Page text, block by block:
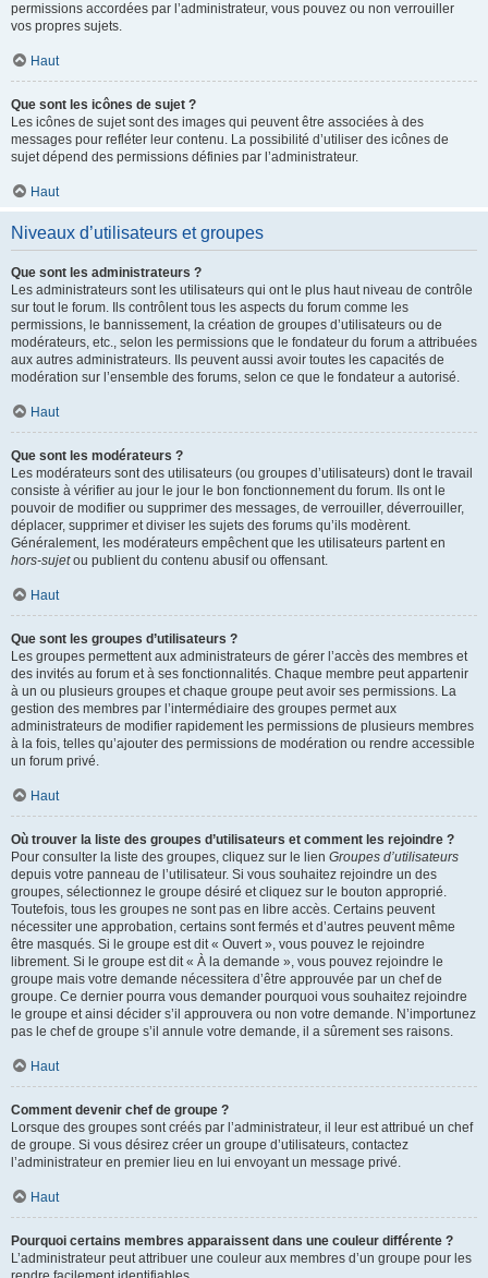
permissions accordées par l’administrateur, vous pouvez ou non verrouiller
vos propres sujets.
Haut
Que sont les icônes de sujet ?
Les icônes de sujet sont des images qui peuvent être associées à des
messages pour refléter leur contenu. La possibilité d’utiliser des icônes de
sujet dépend des permissions définies par l’administrateur.
Haut
Niveaux d’utilisateurs et groupes
Que sont les administrateurs ?
Les administrateurs sont les utilisateurs qui ont le plus haut niveau de contrôle
sur tout le forum. Ils contrôlent tous les aspects du forum comme les
permissions, le bannissement, la création de groupes d’utilisateurs ou de
modérateurs, etc., selon les permissions que le fondateur du forum a attribuées
aux autres administrateurs. Ils peuvent aussi avoir toutes les capacités de
modération sur l’ensemble des forums, selon ce que le fondateur a autorisé.
Haut
Que sont les modérateurs ?
Les modérateurs sont des utilisateurs (ou groupes d’utilisateurs) dont le travail
consiste à vérifier au jour le jour le bon fonctionnement du forum. Ils ont le
pouvoir de modifier ou supprimer des messages, de verrouiller, déverrouiller,
déplacer, supprimer et diviser les sujets des forums qu’ils modèrent.
Généralement, les modérateurs empêchent que les utilisateurs partent en
hors-sujetou publient du contenu abusif ou offensant.
Haut
Que sont les groupes d’utilisateurs ?
Les groupes permettent aux administrateurs de gérer l’accès des membres et
des invités au forum et à ses fonctionnalités. Chaque membre peut appartenir
à un ou plusieurs groupes et chaque groupe peut avoir ses permissions. La
gestion des membres par l’intermédiaire des groupes permet aux
administrateurs de modifier rapidement les permissions de plusieurs membres
à la fois, telles qu’ajouter des permissions de modération ou rendre accessible
un forum privé.
Haut
Où trouver la liste des groupes d’utilisateurs et comment les rejoindre ?
Pour consulter la liste des groupes, cliquez sur le lien Groupes d’utilisateurs
depuis votre panneau de l’utilisateur. Si vous souhaitez rejoindre un des
groupes, sélectionnez le groupe désiré et cliquez sur le bouton approprié.
Toutefois, tous les groupes ne sont pas en libre accès. Certains peuvent
nécessiter une approbation, certains sont fermés et d’autres peuvent même
être masqués. Si le groupe est dit « Ouvert », vous pouvez le rejoindre
librement. Si le groupe est dit « À la demande », vous pouvez rejoindre le
groupe mais votre demande nécessitera d’être approuvée par un chef de
groupe. Ce dernier pourra vous demander pourquoi vous souhaitez rejoindre
le groupe et ainsi décider s’il approuvera ou non votre demande. N’importunez
pas le chef de groupe s’il annule votre demande, il a sûrement ses raisons.
Haut
Comment devenir chef de groupe ?
Lorsque des groupes sont créés par l’administrateur, il leur est attribué un chef
de groupe. Si vous désirez créer un groupe d’utilisateurs, contactez
l’administrateur en premier lieu en lui envoyant un message privé.
Haut
Pourquoi certains membres apparaissent dans une couleur différente ?
L’administrateur peut attribuer une couleur aux membres d’un groupe pour les